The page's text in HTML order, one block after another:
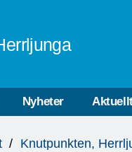
Nyheter
Knutpunkten,